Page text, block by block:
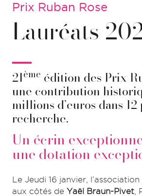
Prix Ruban Rose
Lauréats
21ème édition des Prix
une contribution
millions d’euros dans
recherche.
Un écrin
une dotation
Le Jeudi 16 janvier, l’association
aux côtés de Yaël Braun-Pivet